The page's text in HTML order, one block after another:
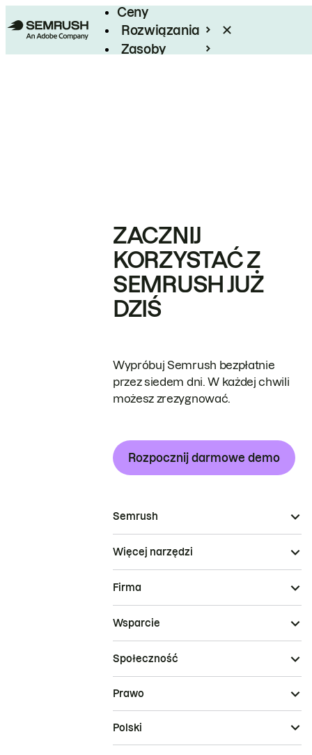
Ceny
Rozwiązania
Zasoby
ZACZNIJ
KORZYSTAĆ Z
SEMRUSH JUŻ
DZIŚ
Wypróbuj Semrush bezpłatnie
przez siedem dni. W każdej chwili
możesz zrezygnować.
Rozpocznij darmowe demo
Semrush
Więcej narzędzi
Firma
Wsparcie
Społeczność
Prawo
Polski